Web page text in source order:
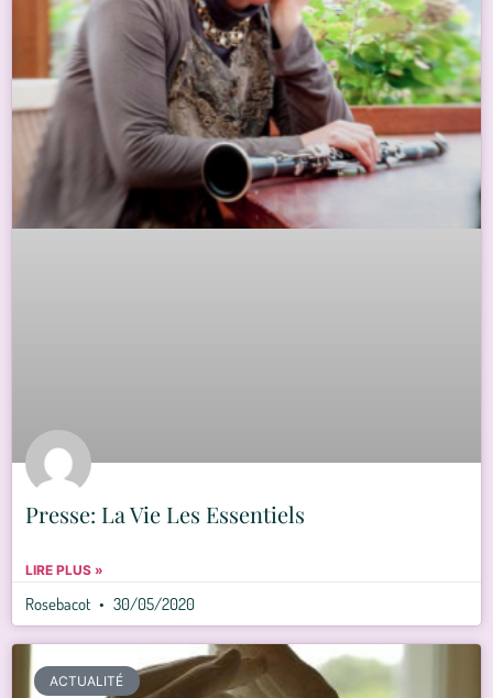
Presse: La Vie Les Essentiels
LIRE PLUS »
Rosebacot 30/05/2020
ACTUALITÉ